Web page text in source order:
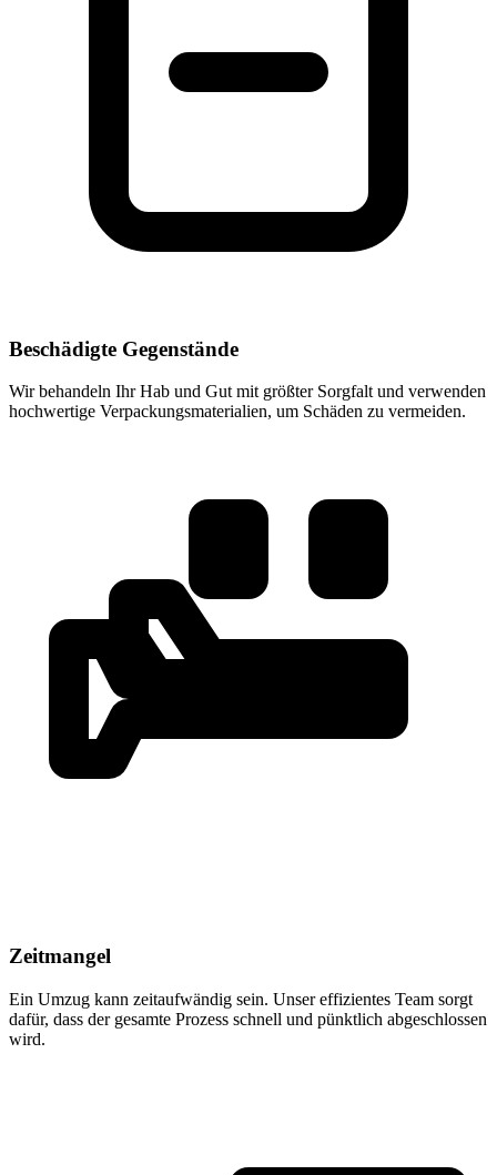
Beschädigte Gegenstände
Wir behandeln Ihr Hab und Gut mit größter Sorgfalt und verwenden
hochwertige Verpackungsmaterialien, um Schäden zu vermeiden.
Zeitmangel
Ein Umzug kann zeitaufwändig sein. Unser effizientes Team sorgt
dafür, dass der gesamte Prozess schnell und pünktlich abgeschlossen
wird.